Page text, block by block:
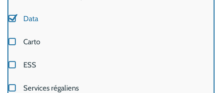
Data
Carto
ESS
Services régaliens